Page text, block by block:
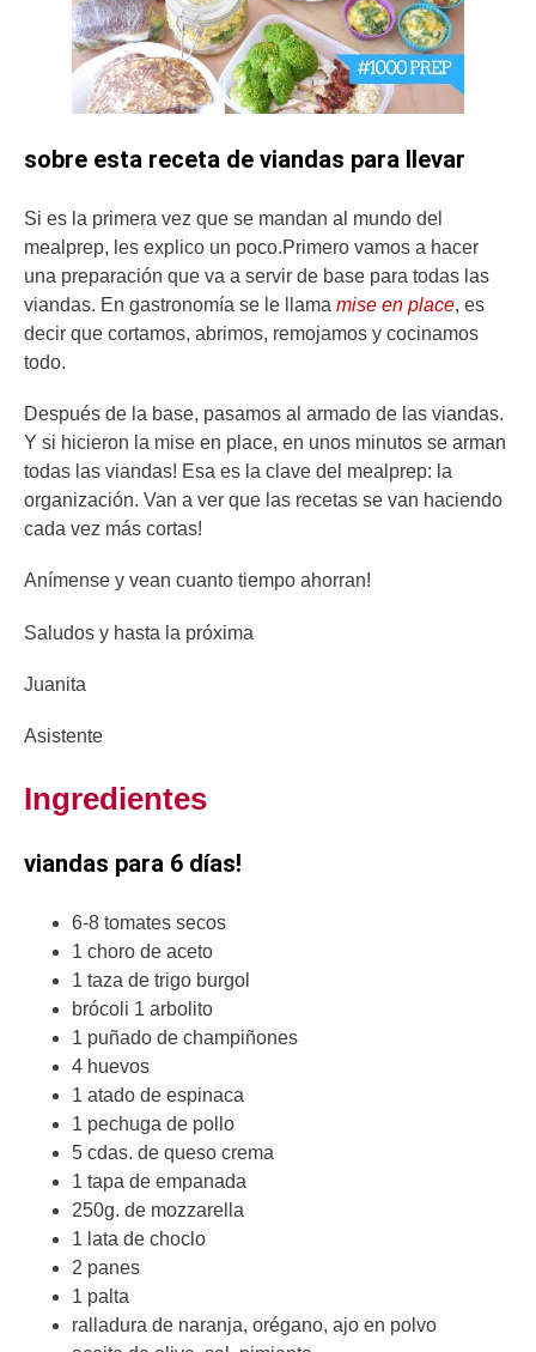
sobre esta receta de viandas para llevar
Si es la primera vez que se mandan al mundo del
mealprep, les explico un poco.Primero vamos a hacer
una preparación que va a servir de base para todas las
viandas. En gastronomía se le llama mise en place, es
decir que cortamos, abrimos, remojamos y cocinamos
todo.
Después de la base, pasamos al armado de las viandas.
Y si hicieron la mise en place, en unos minutos se arman
todas las viandas! Esa es la clave del mealprep: la
organización. Van a ver que las recetas se van haciendo
cada vez más cortas!
Anímense y vean cuanto tiempo ahorran!
Saludos y hasta la próxima
Juanita
Asistente
Ingredientes
viandas para 6 días!
6-8 tomates secos
1 choro de aceto
1 taza de trigo burgol
brócoli 1 arbolito
1 puñado de champiñones
4 huevos
1 atado de espinaca
1 pechuga de pollo
5 cdas. de queso crema
1 tapa de empanada
250g. de mozzarella
1 lata de choclo
2 panes
1 palta
ralladura de naranja, orégano, ajo en polvo